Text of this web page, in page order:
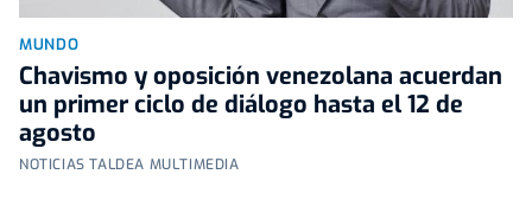
MUNDO
Chavismo y oposición venezolana acuerdan
un primer ciclo de diálogo hasta el 12 de
agosto
NOTICIAS TALDEA MULTIMEDIA